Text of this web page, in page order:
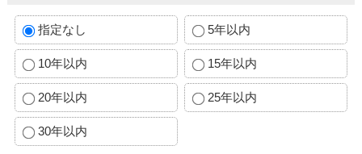
指定なし 5年以内
10年以内 15年以内
20年以内 25年以内
30年以内